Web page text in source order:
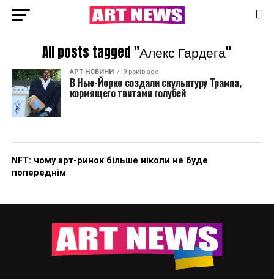
All posts tagged "Алекс Гардега"
АРТ НОВИНИ 9 років ago
В Нью-Йорке создали скульптуру Трампа,
кормящего твитами голубей
NFT: чому арт-ринок більше ніколи не буде
попереднім